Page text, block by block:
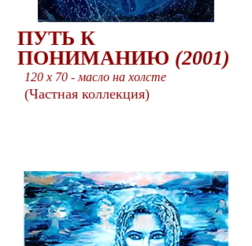
ПУТЬ К
ПОНИМАНИЮ (2001)
120 x 70 - масло на холсте
(Частная коллекция)